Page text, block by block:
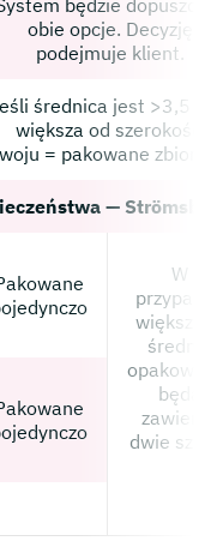
obie opcje. Decyzję
podejmuje klient.
średnica jest >3,5
większa od szerokości
= pakowane
—
W
przypadku
większych
średnic
będą
zawierać
dwie